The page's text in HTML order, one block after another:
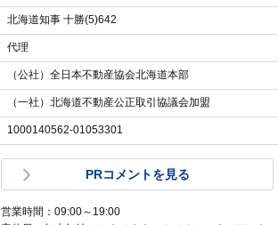
北海道知事 十勝(5)642
代理
（公社）全日本不動産協会北海道本部
（一社）北海道不動産公正取引協議会加盟
1000140562-01053301
PRコメントを見る
営業時間：09:00～19:00